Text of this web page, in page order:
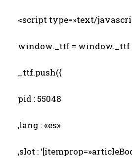
<script type=»text/
window._ttf = window._ttf
_ttf.push({
pid : 55048
,lang : «es»
,slot :